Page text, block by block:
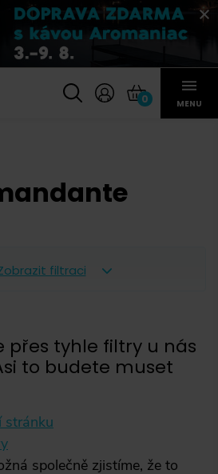
0 MENU
filtraci
-
přes tyhle filtry u nás
to budete muset
stránku
společně zjistíme, že to